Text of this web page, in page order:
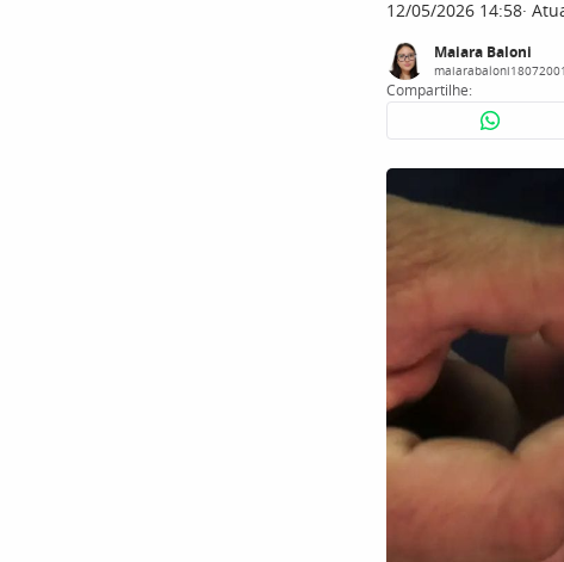
12/05/2026 14:58
Maiara Baloni
Compartilhe: